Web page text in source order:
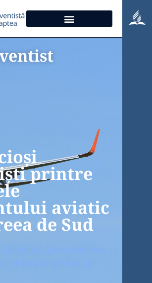
printre
aviatic
de Sud
Bisericii Adventiste din
rugăciune pentru cei